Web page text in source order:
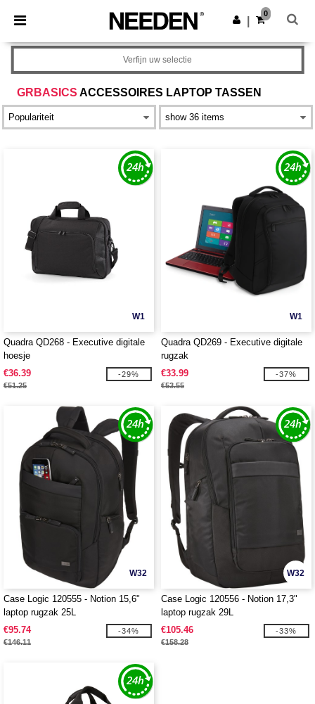
× Needen-app
Betere prijzen in de app!
Download app
0
GRBASICS ACCESSOIRES LAPTOP TASSEN
Verfijn uw selectie
W1
Quadra QD268 - Executive digitale
hoesje
€36.39
€51.25
-29%
W1
Quadra QD269 - Executive digitale
rugzak
€33.99
€53.55
-37%
W32
Case Logic 120555 - Notion 15,6"
laptop rugzak 25L
€95.74
€146.11
-34%
W32
Case Logic 120556 - Notion 17,3"
laptop rugzak 29L
€105.46
€158.28
-33%